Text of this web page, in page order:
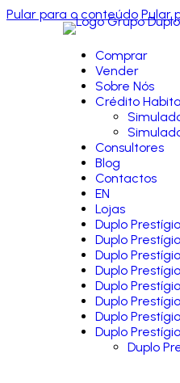
Pular para o conteúdo Pular
Comprar
Vender
Sobre Nós
Crédito
Consultores
Blog
Contactos
EN
Lojas
Duplo
Duplo
Duplo
Duplo
Duplo
Duplo
Duplo
Duplo
Duplo